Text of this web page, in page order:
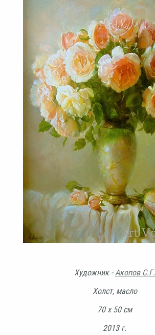
Художник -Акопов С.Г.
Холст, масло
70 х 50 см
2013 г.